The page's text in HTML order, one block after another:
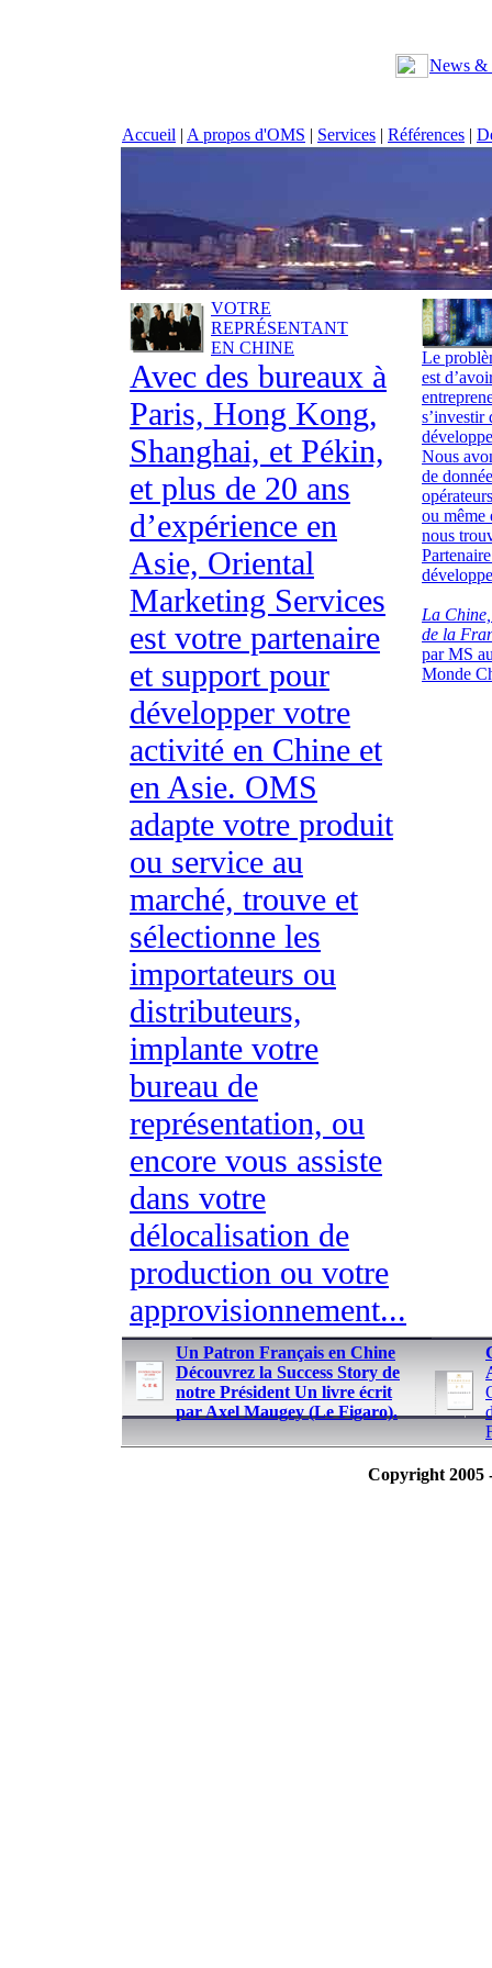
News &
Accueil | A propos d'OMS | Services | Références |
VOTRE
REPRÉSENTANT
EN CHINE
Avec des bureaux à
Paris, Hong Kong,
Shanghai, et Pékin,
et plus de 20 ans
d’expérience en
Asie, Oriental
Marketing Services
est votre partenaire
et support pour
développer votre
activité en Chine et
en Asie. OMS
adapte votre produit
ou service au
marché, trouve et
sélectionne les
importateurs ou
distributeurs,
implante votre
bureau de
représentation, ou
encore vous assiste
dans votre
délocalisation de
production ou votre
approvisionnement...
Le
est
s’investir
Nous
de
ou même
nous
La
de la
par MS
Monde
Un Patron Français en Chine
Découvrez la Success Story de
notre Président Un livre écrit
par Axel Maugey (Le Figaro).
Copyright 2005